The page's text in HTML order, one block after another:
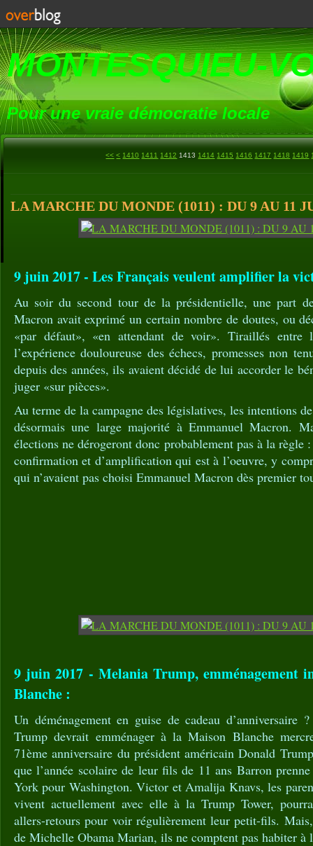
MONTESQUIEU-
Pour une vraie démocratie locale
<< < 1400
1410 1411 1412 1413 1414 1415 1416 1417 1418 1419
LA MARCHE DU MONDE (1011) : DU 9 AU 11
9 juin 2017 - Les Français veulent amplifier la
Au soir du second tour de la présidentielle, une part
Macron avait exprimé un certain nombre de doutes, ou
«par défaut», «en attendant de voir». Tiraillés entre
l’expérience douloureuse des échecs, promesses non
depuis des années, ils avaient décidé de lui accorder le
juger «sur pièces».
Au terme de la campagne des législatives, les intentions
désormais une large majorité à Emmanuel Macron.
élections ne dérogeront donc probablement pas à la règle
confirmation et d’amplification qui est à l’oeuvre, y
qui n’avaient pas choisi Emmanuel Macron dès premier
9 juin 2017 - Melania Trump, emménagement
Blanche :
Un déménagement en guise de cadeau d’anniversaire
Trump devrait emménager à la Maison Blanche
71ème anniversaire du président américain Donald
que l’année scolaire de leur fils de 11 ans Barron
York pour Washington. Victor et Amalija Knavs, les
vivent actuellement avec elle à la Trump Tower,
allers-retours pour voir régulièrement leur petit-fils.
de Michelle Obama Marian, ils ne comptent pas habiter à